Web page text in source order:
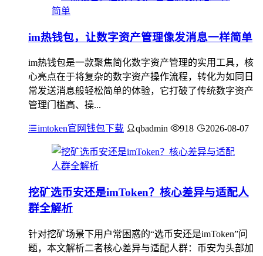
im热钱包，让数字资产管理像发消息一样简单
im热钱包是一款聚焦简化数字资产管理的实用工具，核
心亮点在于将复杂的数字资产操作流程，转化为如同日
常发送消息般轻松简单的体验，它打破了传统数字资产
管理门槛高、操...
imtoken官网钱包下载 qbadmin 918 2026-08-07
挖矿选币安还是imToken？核心差异与适配人
群全解析
针对挖矿场景下用户常困惑的“选币安还是imToken”问
题，本文解析二者核心差异与适配人群：币安为头部加